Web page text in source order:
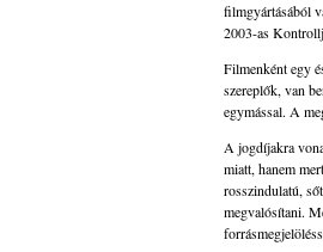
filmgyártásából
2003-as
Filmenként egy
szereplők, van
egymással. A
A jogdíjakra
miatt, hanem
rosszindulatú,
megvalósítani.